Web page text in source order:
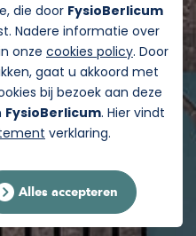
die door FysioBerlicum
Nadere informatie over
onze cookies policy. Door
gaat u akkoord met
bij bezoek aan deze
FysioBerlicum. Hier vindt
verklaring.
Alles accepteren